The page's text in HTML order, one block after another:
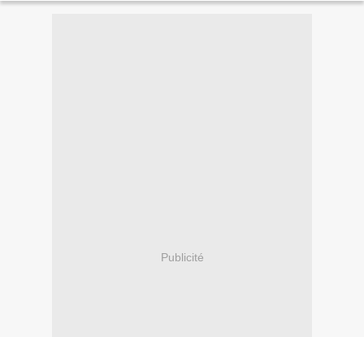
Plaisance...
Publicité